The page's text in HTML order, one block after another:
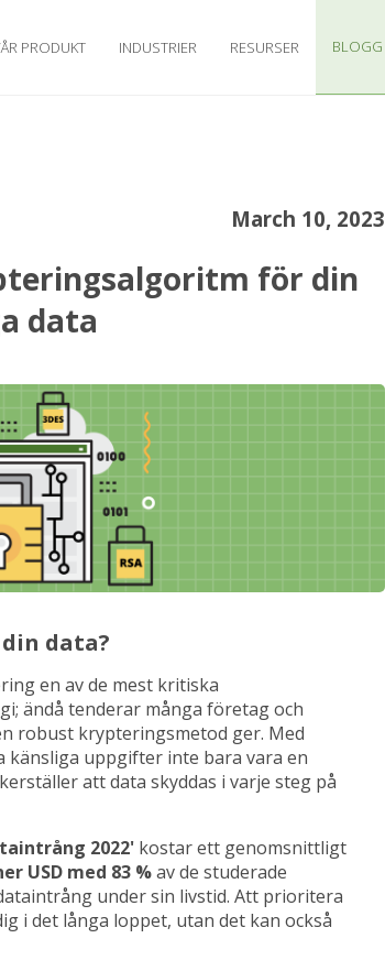
PRODUKT INDUSTRIER RESURSER BLOGG
March 10, 2023
för din
data
data?
en av de mest kritiska
ändå tenderar många företag och
robust krypteringsmetod ger. Med
känsliga uppgifter inte bara vara en
att data skyddas i varje steg på
2022' kostar ett genomsnittligt
USD med 83 %av de studerade
under sin livstid. Att prioritera
i det långa loppet, utan det kan också